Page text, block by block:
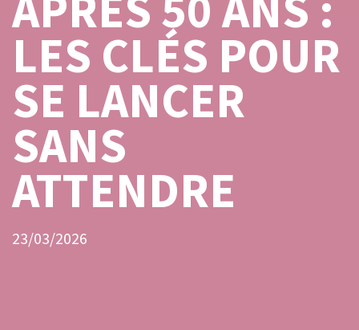
LES CLÉS POUR
SE LANCER
SANS
ATTENDRE
23/03/2026